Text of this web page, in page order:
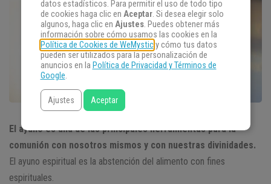
El ayuno es una de las principales herramientas para la
comunión con nosotros mismos y con nuestras divinidades.
El ayuno espiritual es la abstención del alimento con fines
espirituales.
datos estadísticos. Para permitir el uso de todo tipo
de cookies haga clic en Aceptar. Si desea elegir solo
algunos, haga clic en Ajustes. Puedes obtener más
información sobre cómo usamos las cookies en la
Política de Cookies de WeMysticy cómo tus datos
pueden ser utilizados para la personalización de
anuncios en la Política de Privacidad y Términos de
Google.
Ajustes Aceptar